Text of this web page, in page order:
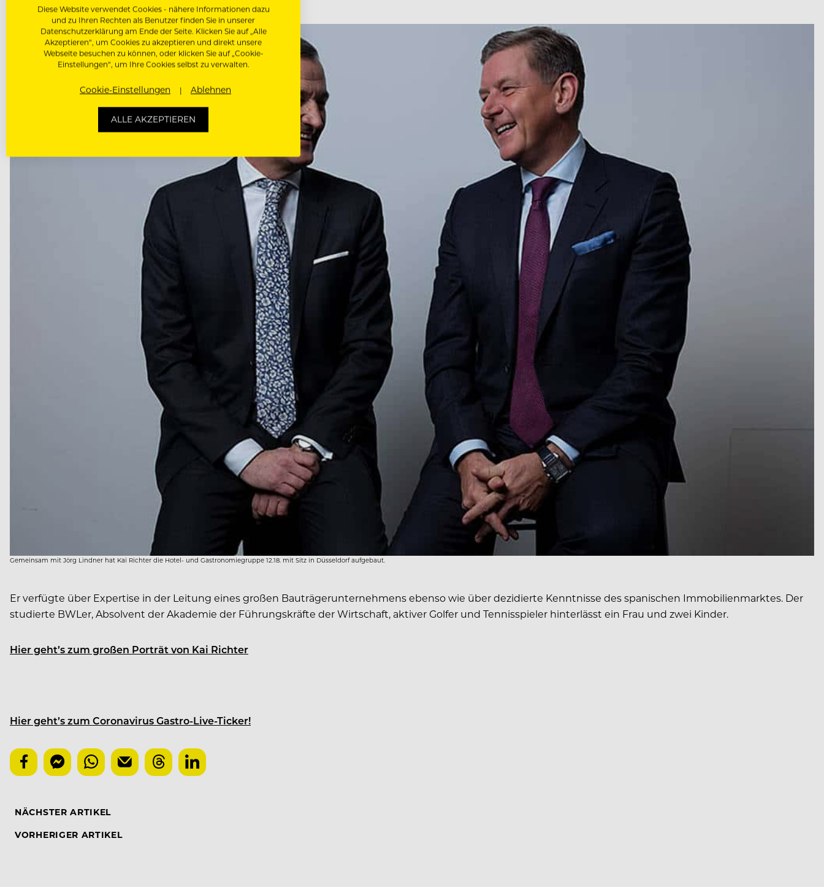
Gemeinsam mit Jörg Lindner hat Kai Richter die Hotel- und Gastronomiegruppe 12.18. mit Sitz in Düsseldorf aufgebaut.
Er verfügte über Expertise in der Leitung eines großen Bauträgerunternehmens ebenso wie über dezidierte Kenntnisse des spanischen Immobilienmarktes. Der
studierte BWLer, Absolvent der Akademie der Führungskräfte der Wirtschaft, aktiver Golfer und Tennisspieler hinterlässt ein Frau und zwei Kinder.
Hier geht’s zum großen Porträt von Kai Richter
Hier geht’s zum Coronavirus Gastro-Live-Ticker!
NÄCHSTER ARTIKEL
VORHERIGER ARTIKEL
Diese Website verwendet Cookies - nähere Informationen dazu
und zu Ihren Rechten als Benutzer finden Sie in unserer
Datenschutzerklärung am Ende der Seite. Klicken Sie auf „Alle
Akzeptieren“, um Cookies zu akzeptieren und direkt unsere
Webseite besuchen zu können, oder klicken Sie auf „Cookie-
Einstellungen“, um Ihre Cookies selbst zu verwalten.
Cookie-Einstellungen Ablehnen
ALLE AKZEPTIEREN